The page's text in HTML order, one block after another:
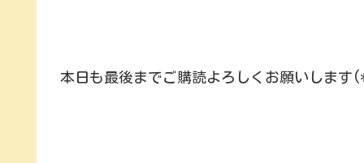
本日も最後までご購読よろしくお願いしま